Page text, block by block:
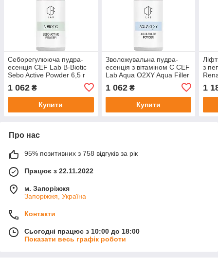
Себорегулююча пудра-
есенція CEF Lab B-Biotic
Sebo Active Powder 6,5 г
1 062 ₴
Купити
Зволожувальна пудра-
есенція з вітаміном C CEF
Lab Aqua O2XY Aqua Filler
1 062₴
Купити
з
1
Про нас
95% позитивних з 758 відгуків за рік
Працює з 22.11.2022
м. Запоріжжя
Запоріжжя, Україна
Контакти
Сьогодні працює з 10:00 до 18:00
Показати весь графік роботи